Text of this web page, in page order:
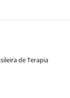
de Terapia